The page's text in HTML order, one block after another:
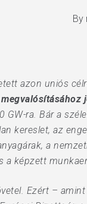
By
azon uniós
ra. Bár a
kereslet, az
a
képzett
Ezért – amint